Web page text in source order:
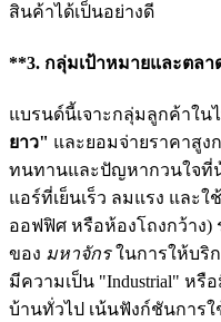
สินค้าได้เป็นอย่างดี
**3. กลุ่มเป้าหมายและตลา
แบรนด์นี้เจาะกลุ่มลูกค้าใน
ยาว" และยอมจ่ายราคาสูง
ทนทานและปัญหากวนใจที่
แอร์ที่เย็นเร็ว ลมแรง และ
ออฟฟิศ หรือห้องโถงกว้าง
ของ มหาจักรในการให้บริ
มีความเป็น "Industrial" หรื
บ้านทั่วไป เน้นฟังก์ชันการ